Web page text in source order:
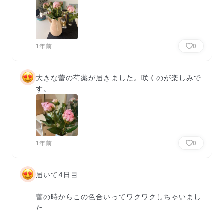
1年前 0
大きな蕾の芍薬が届きました。咲くのが楽しみで
す。
1年前 0
届いて4日目
蕾の時からこの色合いってワクワクしちゃいまし
た